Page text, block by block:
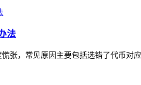
法
张，常见原因主要包括选错了代币对